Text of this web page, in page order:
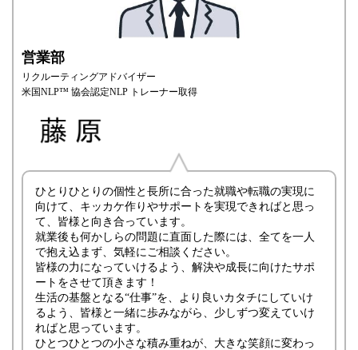
営業部
リクルーティングアドバイザー
米国NLP™ 協会認定NLP トレーナー取得
ひとりひとりの個性と長所に合った就職や転職の実現に
向けて、キッカケ作りやサポートを実現できればと思っ
て、皆様と向き合っています。
就業後も何かしらの問題に直面した際には、全てを一人
で抱え込まず、気軽にご相談ください。
皆様の力になっていけるよう、解決や成長に向けたサポ
ートをさせて頂きます！
生活の基盤となる“仕事”を、より良いカタチにしていけ
るよう、皆様と一緒に歩みながら、少しずつ変えていけ
ればと思っています。
ひとつひとつの小さな積み重ねが、大きな笑顔に変わっ